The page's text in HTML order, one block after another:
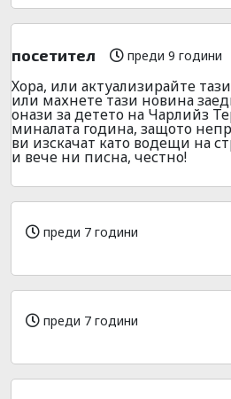
посетител преди 9 години
Хора, или актуализирайте
или махнете тази новина
онази за детето на Чарлийз
миналата година, защото
ви изскачат като водещи на
и вече ни писна, честно!
преди 7 години
преди 7 години